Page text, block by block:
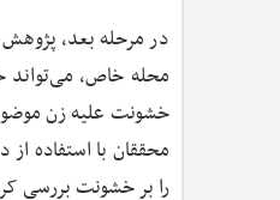
در مرحله بعد،
محله خاص، می‌تواند
خشونت علیه زن
محققان با استفاده
را بر خشونت بررسی